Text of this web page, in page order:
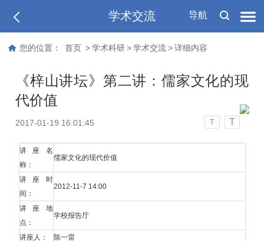
导航
学术交流
您的位置： 首页 > 学术科研 > 学术交流 > 详细内容
《梓山讲坛》第二讲：儒家文化的现
代价值
2017-01-19 16:01:45 T T
讲座名
称：
儒家文化的现代价值
讲座时
间：
2012-11-7 14:00
讲座地
点：
学校报告厅
讲座人： 陈一雷